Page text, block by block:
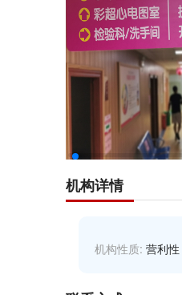
机构详情
机构性质: 营利性